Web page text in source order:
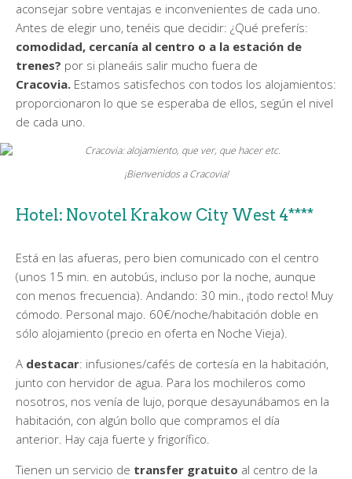
aconsejar sobre ventajas e inconvenientes de cada uno.
Antes de elegir uno, tenéis que decidir: ¿Qué preferís:
comodidad, cercanía al centro o a la estación de
trenes? por si planeáis salir mucho fuera de
Cracovia. Estamos satisfechos con todos los alojamientos:
proporcionaron lo que se esperaba de ellos, según el nivel
de cada uno.
¡Bienvenidos a Cracovia!
Hotel: Novotel Krakow City West 4****
Está en las afueras, pero bien comunicado con el centro
(unos 15 min. en autobús, incluso por la noche, aunque
con menos frecuencia). Andando: 30 min., ¡todo recto! Muy
cómodo. Personal majo. 60€/noche/habitación doble en
sólo alojamiento (precio en oferta en Noche Vieja).
A destacar: infusiones/cafés de cortesía en la habitación,
junto con hervidor de agua. Para los mochileros como
nosotros, nos venía de lujo, porque desayunábamos en la
habitación, con algún bollo que compramos el día
anterior. Hay caja fuerte y frigorífico.
Tienen un servicio de transfer gratuito al centro de la